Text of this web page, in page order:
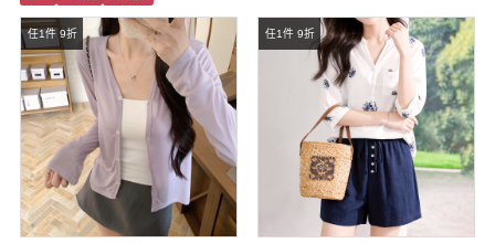
任1件 9折 任1件 9折